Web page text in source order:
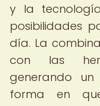
y la
posibilidades
día. La
con las
generando
forma en